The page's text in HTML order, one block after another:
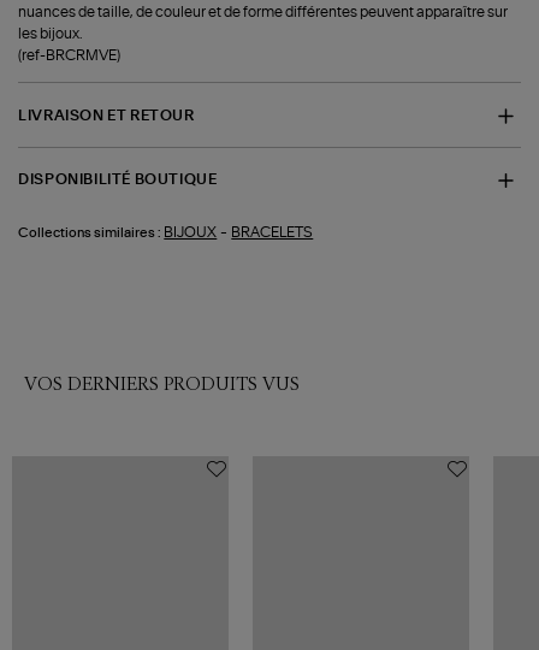
nuances de taille, de couleur et de forme différentes peuvent apparaître sur
les bijoux.
(ref-BRCRMVE)
LIVRAISON ET RETOUR
DISPONIBILITÉ BOUTIQUE
Collections similaires : BIJOUX - BRACELETS
VOS DERNIERS PRODUITS VUS